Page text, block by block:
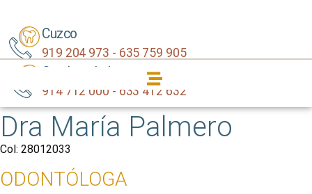
Cuzco
919 204 973 - 635 759 905
Carabanchel
914 712 000 - 633 412 632
Dra María Palmero
Col: 28012033
ODONTÓLOGA